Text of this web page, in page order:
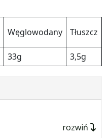
Węglowodany Tłuszcz
33g 3,5g
rozwiń